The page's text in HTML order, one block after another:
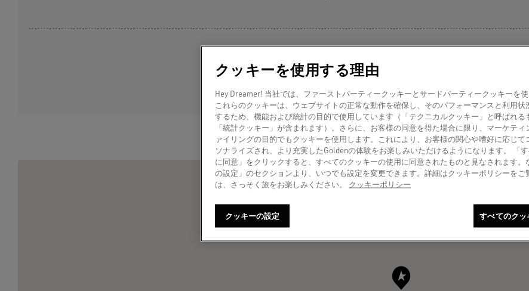
セッションを予約
クッキーを使用する理由
Hey Dreamer! 当社では、ファーストパーティークッキーとサードパーティークッキーを使
これらのクッキーは、ウェブサイトの正常な動作を確保し、そのパフォーマンスと利用状
するため、機能および統計の目的で使用しています（「テクニカルクッキー」と呼ばれる
「統計クッキー」が含まれます）。さらに、お客様の同意を得た場合に限り、マーケティ
ァイリングの目的でもクッキーを使用します。これにより、お客様の関心や嗜好に応じて
ソナライズされ、より充実したGoldenの体験をお楽しみいただけるようになります。 「
に同意」をクリックすると、すべてのクッキーの使用に同意されたものと見なされます。
の設定」のセクションより、いつでも設定を変更できます。詳細はクッキーポリシーをご
は、さっそく旅をお楽しみください。 クッキーポリシー
クッキーの設定 すべてのクッ